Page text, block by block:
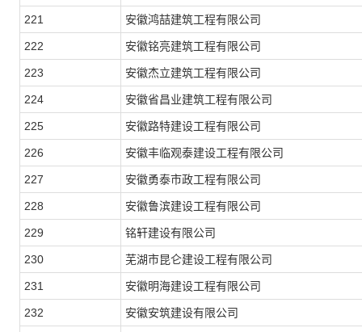
221 安徽鸿喆建筑工程有限公司
222 安徽铭亮建筑工程有限公司
223 安徽杰立建筑工程有限公司
224 安徽省昌业建筑工程有限公司
225 安徽路特建设工程有限公司
226 安徽丰临观泰建设工程有限公司
227 安徽勇泰市政工程有限公司
228 安徽鲁滨建设工程有限公司
229 铭轩建设有限公司
230 芜湖市昆仑建设工程有限公司
231 安徽明海建设工程有限公司
232 安徽安筑建设有限公司